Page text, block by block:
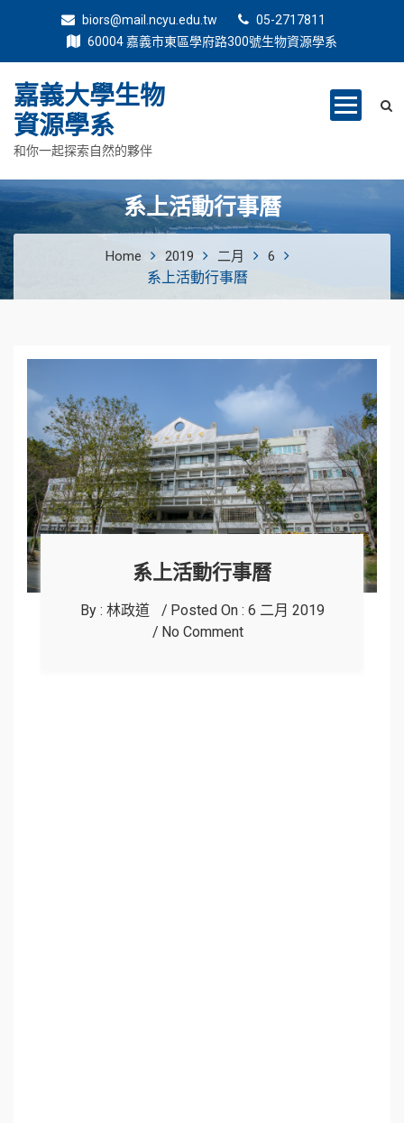
biors@mail.ncyu.edu.tw
05-2717811
60004 嘉義市東區學府路300號生物資源學系
嘉義大學生物
資源學系
和你一起探索自然的夥伴
系上活動行事曆
Home 2019 二月 6
系上活動行事曆
系上活動行事曆
By : 林政道 Posted On : 6 二月 2019
No Comment